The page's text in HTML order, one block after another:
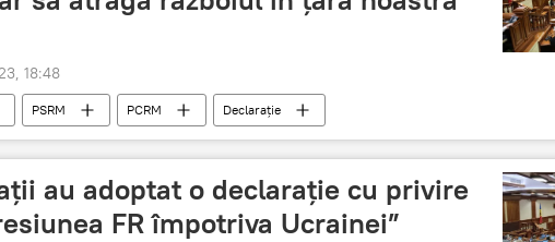
18:48
PSRM PCRM Declarație
au adoptat o declarație cu privire
FR împotriva Ucrainei”